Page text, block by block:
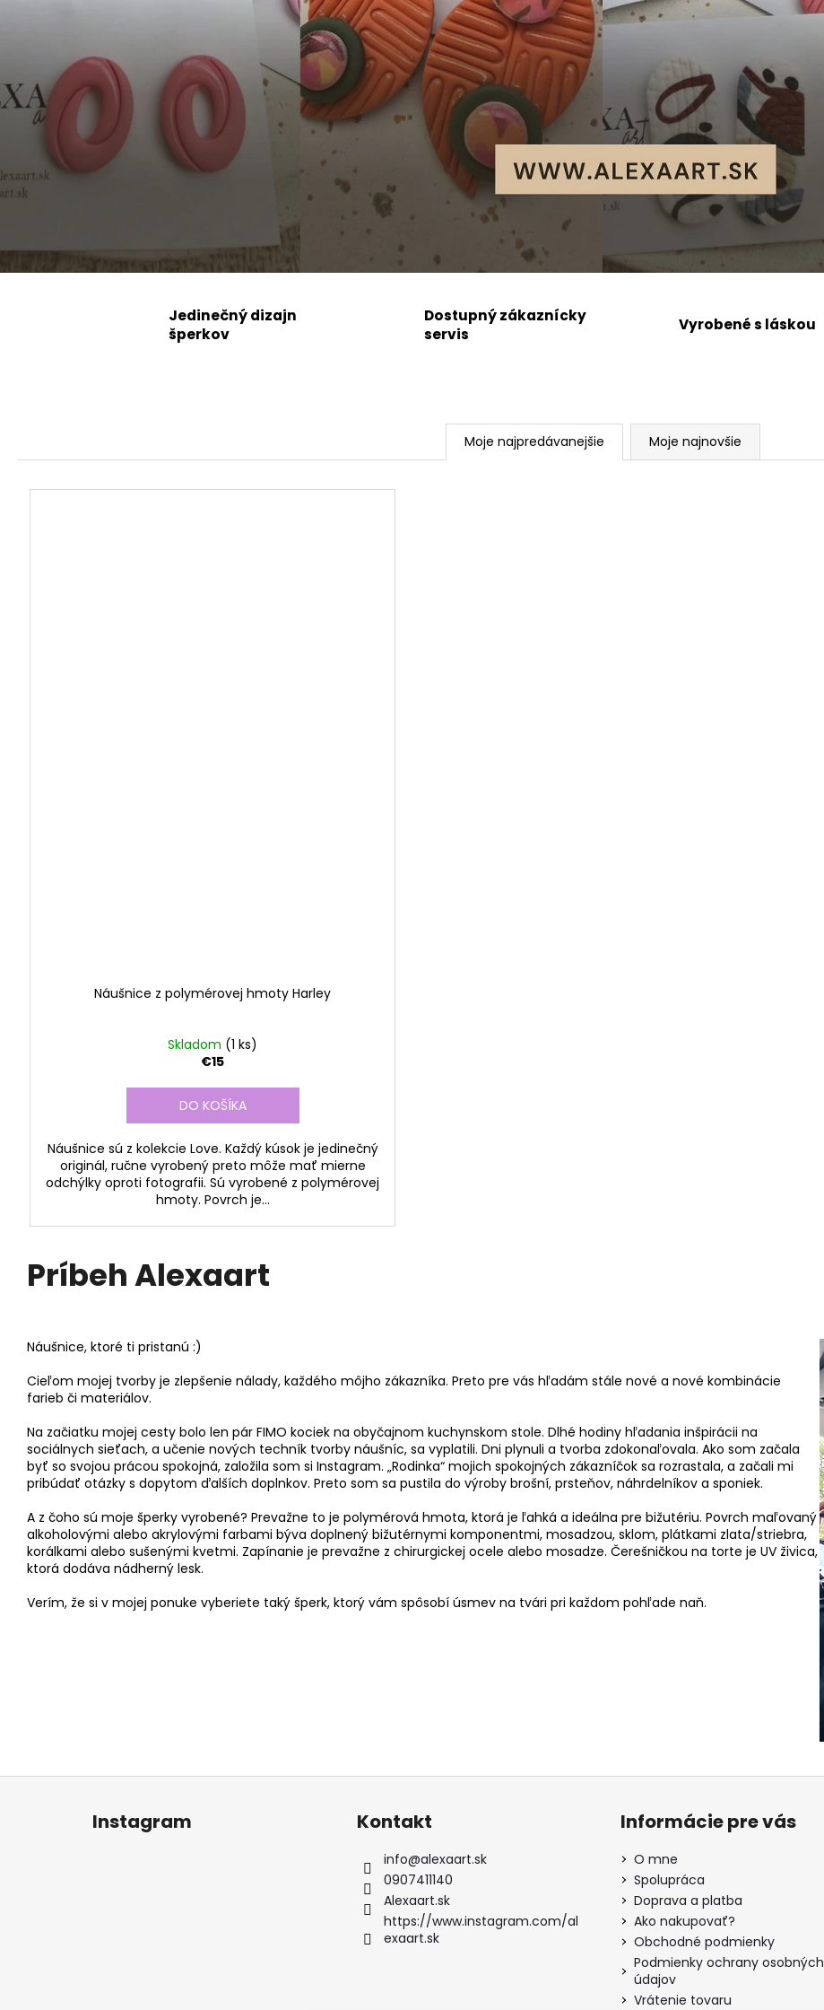
a
a
r
t
Jedinečný dizajn
šperkov
Dostupný zákaznícky
servis
Vyrobené s láskou
Moje najpredávanejšie Moje najnovšie
Náušnice z polymérovej hmoty Harley
Skladom (1 ks)
€15
DO KOŠÍKA
Náušnice sú z kolekcie Love. Každý kúsok je jedinečný
originál, ručne vyrobený preto môže mať mierne
odchýlky oproti fotografii. Sú vyrobené z polymérovej
hmoty. Povrch je...
Príbeh Alexaart
Náušnice, ktoré ti pristanú :)
Cieľom mojej tvorby je zlepšenie nálady, každého môjho zákazníka. Preto pre vás hľadám stále nové a nové kombinácie
farieb či materiálov.
Na začiatku mojej cesty bolo len pár FIMO kociek na obyčajnom kuchynskom stole. Dlhé hodiny hľadania inšpirácii na
sociálnych sieťach, a učenie nových techník tvorby náušníc, sa vyplatili. Dni plynuli a tvorba zdokonaľovala. Ako som začala
byť so svojou prácou spokojná, založila som si Instagram. „Rodinka“ mojich spokojných zákazníčok sa rozrastala, a začali mi
pribúdať otázky s dopytom ďalších doplnkov. Preto som sa pustila do výroby brošní, prsteňov, náhrdelníkov a sponiek.
A z čoho sú moje šperky vyrobené? Prevažne to je polymérová hmota, ktorá je ľahká a ideálna pre bižutériu. Povrch maľovaný
alkoholovými alebo akrylovými farbami býva doplnený bižutérnymi komponentmi, mosadzou, sklom, plátkami zlata/striebra,
korálkami alebo sušenými kvetmi. Zapínanie je prevažne z chirurgickej ocele alebo mosadze. Čerešničkou na torte je UV živica,
ktorá dodáva nádherný lesk.
Verím, že si v mojej ponuke vyberiete taký šperk, ktorý vám spôsobí úsmev na tvári pri každom pohľade naň.
Z
Instagram Kontakt
info@alexaart.sk
0907411140
Alexaart.sk
https://www.instagram.com/al
exaart.sk
Informácie pre vás
O mne
Spolupráca
Doprava a platba
Ako nakupovať?
Obchodné podmienky
Podmienky ochrany osobných
údajov
Vrátenie tovaru